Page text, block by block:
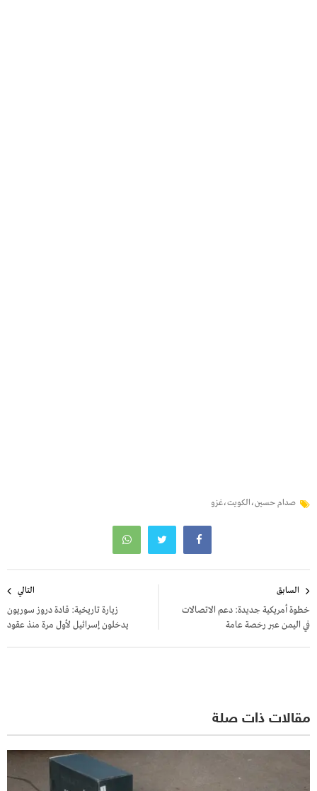
صدام حسين،الكويت،غزو
المقالات
السابق
خطوة أمريكية جديدة: دعم الاتصالات
في اليمن عبر رخصة عامة
التالي
زيارة تاريخية: قادة دروز سوريون
يدخلون إسرائيل لأول مرة منذ عقود
مقالات ذات صلة